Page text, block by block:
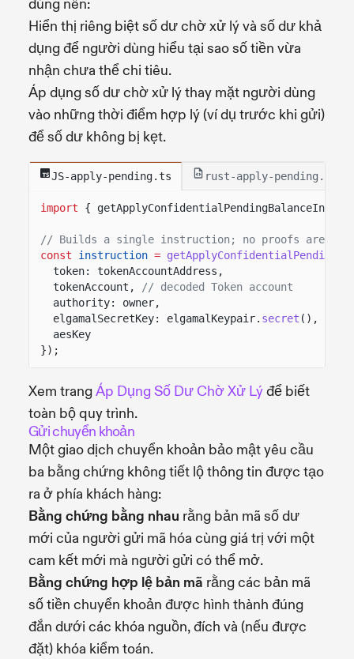
dùng nên:
Hiển thị riêng biệt số dư chờ xử lý và số dư khả
dụng để người dùng hiểu tại sao số tiền vừa
nhận chưa thể chi tiêu.
Áp dụng số dư chờ xử lý thay mặt người dùng
vào những thời điểm hợp lý (ví dụ trước khi gửi)
để số dư không bị kẹt.
JS-apply-pending.ts rust-apply-pending.rs
import {
// Builds a single instruction; no proofs are
const
instruction =
token: tokenAccountAddress,
tokenAccount,
// decoded Token account
authority: owner,
elgamalSecretKey: elgamalKeypair. secret (),
aesKey
});
Xem trangÁp Dụng Số Dư Chờ Xử Lýđể biết
toàn bộ quy trình.
Gửi chuyển khoản
Một giao dịch chuyển khoản bảo mật yêu cầu
ba bằng chứng không tiết lộ thông tin được tạo
ra ở phía khách hàng:
Bằng chứng bằng nhau rằng bản mã số dư
mới của người gửi mã hóa cùng giá trị với một
cam kết mới mà người gửi có thể mở.
Bằng chứng hợp lệ bản mã rằng các bản mã
số tiền chuyển khoản được hình thành đúng
đắn dưới các khóa nguồn, đích và (nếu được
đặt) khóa kiểm toán.